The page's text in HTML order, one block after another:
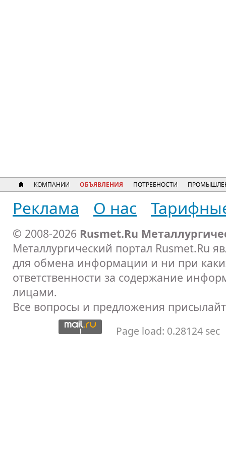
КОМПАНИИ ОБЪЯВЛЕНИЯ ПОТРЕБНОСТИ
Реклама О нас
© 2008-2026 Rusmet.Ru
Металлургический портал Rusmet.Ru
для обмена информации и ни при
ответственности за содержание
лицами.
Все вопросы и предложения
Page load: 0.28124 sec